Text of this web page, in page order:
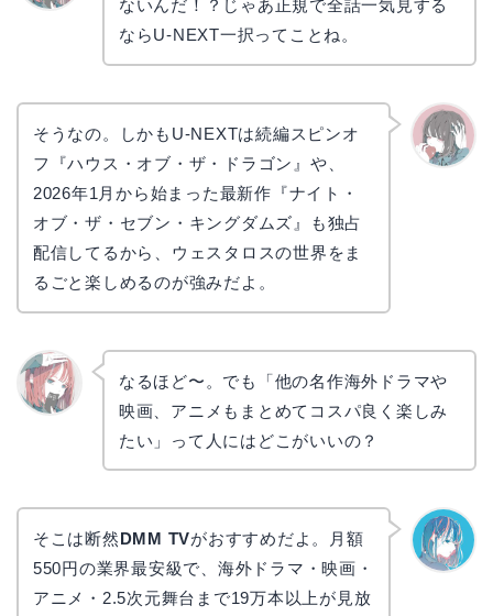
ないんだ！？じゃあ正規で全話一気見する
ならU-NEXT一択ってことね。
そうなの。しかもU-NEXTは続編スピンオ
フ『ハウス・オブ・ザ・ドラゴン』や、
2026年1月から始まった最新作『ナイト・
オブ・ザ・セブン・キングダムズ』も独占
配信してるから、ウェスタロスの世界をま
るごと楽しめるのが強みだよ。
なるほど〜。でも「他の名作海外ドラマや
映画、アニメもまとめてコスパ良く楽しみ
たい」って人にはどこがいいの？
そこは断然DMM TVがおすすめだよ。月額
550円の業界最安級で、海外ドラマ・映画・
アニメ・2.5次元舞台まで19万本以上が見放